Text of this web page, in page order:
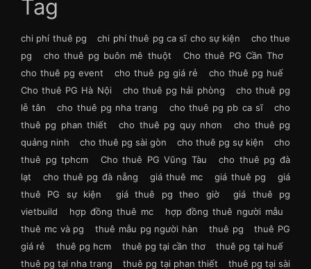
Tag
chi phí thuê pg chi phí thuê pg ca sĩ cho sự kiện
cho thue
pg
cho thuê pg buôn mê thuột
Cho thuê PG Cần Thơ
cho thuê pg event
cho thuê pg giá rẻ
cho thuê pg huế
Cho thuê PG Hà Nội
cho thuê pg hải phòng
cho thuê pg
lễ tân
cho thuê pg nha trang cho thuê pg pb ca sĩ
cho
thuê pg phan thiết
cho thuê pg quy nhơn
cho thuê pg
quảng ninh
cho thuê pg sài gòn cho thuê pg sự kiện
cho
thuê pg tphcm
Cho thuê PG Vũng Tàu
cho thuê pg đà
lạt
cho thuê pg đà nẵng giá thuê mc giá thuê pg
giá
thuê PG sự kiện
giá thuê pg theo giờ
giá thuê pg
vietbuild
hợp đồng thuê mc
hợp đồng thuê người mẫu
thuê mc và pg
thuê mẫu pg người hàn thuê pg
thuê PG
giá rẻ
thuê pg hcm thuê pg tại cần thơ
thuê pg tại huế
thuê pg tại nha trang
thuê pg tại phan thiết thuê pg tại sài